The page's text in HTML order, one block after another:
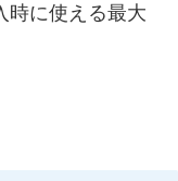
時に使える最大